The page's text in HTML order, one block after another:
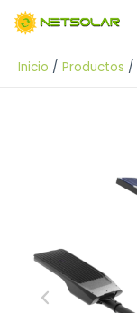
contenido
Inicio Productos